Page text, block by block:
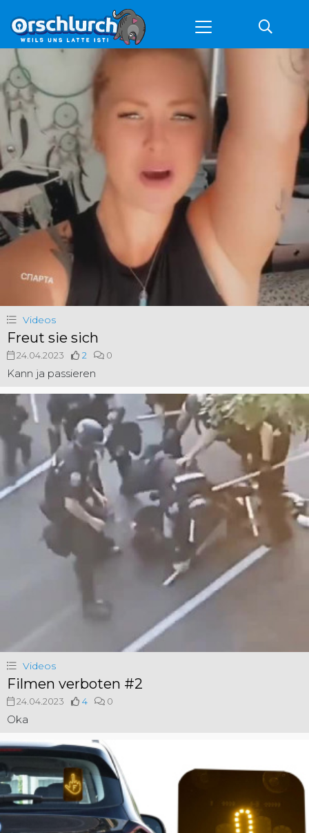
Videos
Freut sie sich
24.04.2023 2 0
Kann ja passieren
Videos
Filmen verboten #2
24.04.2023 4 0
Oka